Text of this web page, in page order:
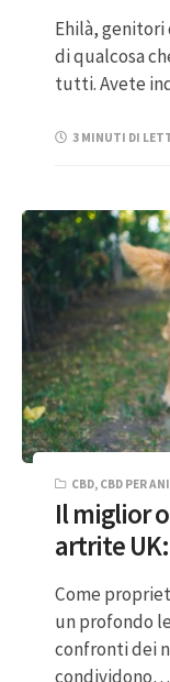
Ehilà, genitori
di qualcosa
tutti. Avete
3 MINUTI DI
CBD, CBD PER
Il miglior
artrite UK:
Come
un profondo
confronti dei
condividono…